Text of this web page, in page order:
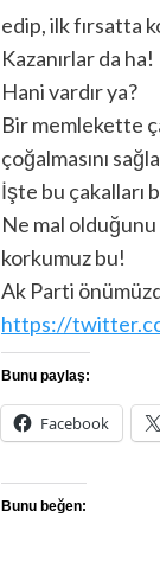
edip, ilk fırsatta
Kazanırlar da ha!
Hani vardır ya?
Bir memlekette
çoğalmasını
İşte bu çakalları
Ne mal
korkumuz bu!
Ak Parti
https://
Bunu paylaş:
Facebook
Bunu beğen: